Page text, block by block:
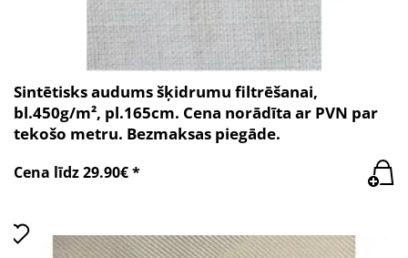
Sintētisks audums šķidrumu filtrēšanai,
bl.450g/m², pl.165cm. Cena norādīta ar PVN par
tekošo metru. Bezmaksas piegāde.
Cena līdz 29.90€ *